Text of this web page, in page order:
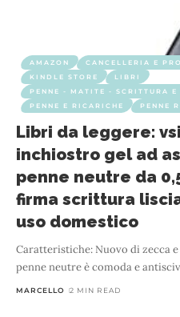
AMAZON
CANCELLERIA E
KINDLE STORE
LIBRI
PENNE - MATITE - SCRITTURA E
PENNE E RICARICHE
PENNE
Libri da leggere:
inchiostro gel ad
penne neutre da
firma scrittura
uso domestico
Caratteristiche: Nuovo di zecca
penne neutre è comoda e
MARCELLO 2 MIN READ